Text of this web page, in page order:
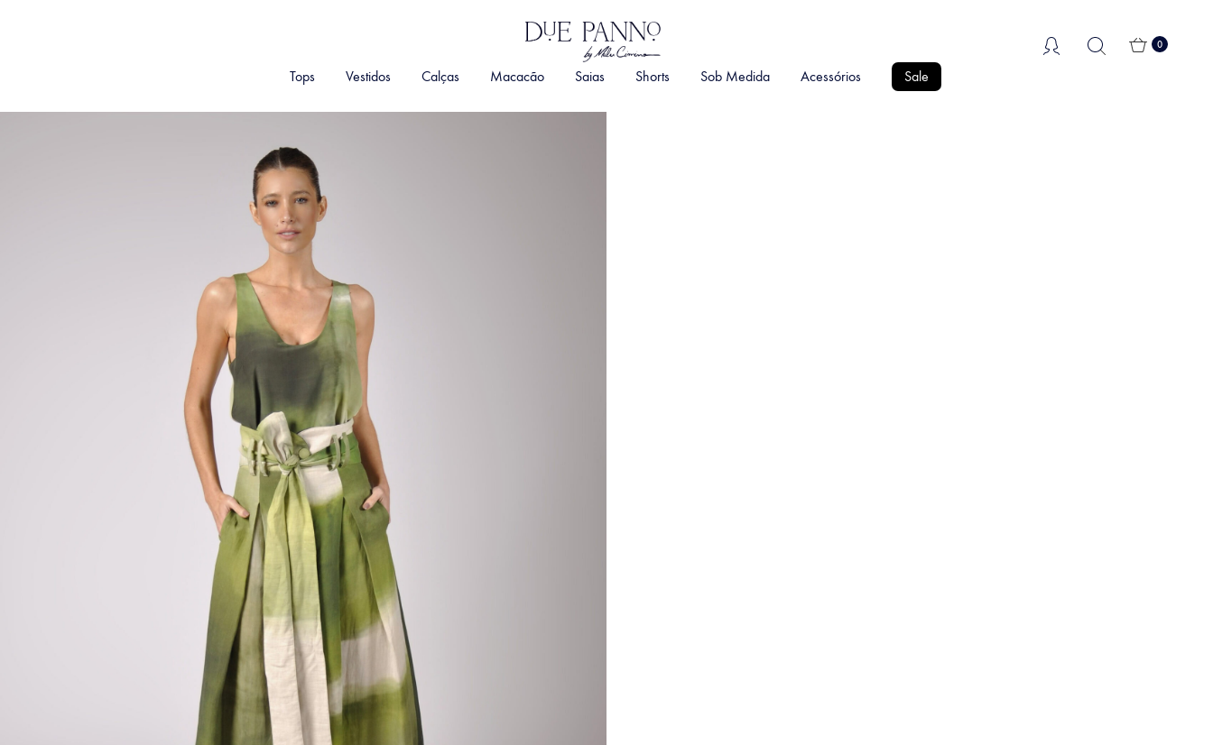
DuePanno
By
Tops Vestidos Calças Macacão Saias Shorts Sob Medida Acessórios Sale
0